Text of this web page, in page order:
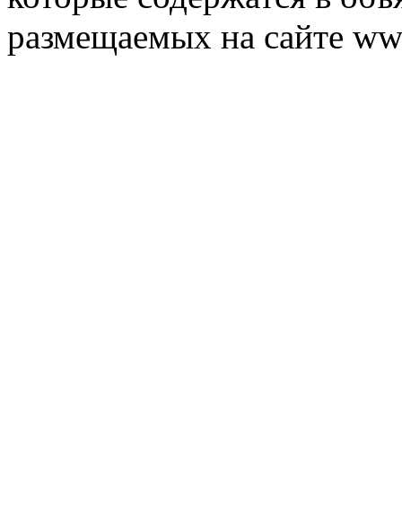
размещаемых на сайте